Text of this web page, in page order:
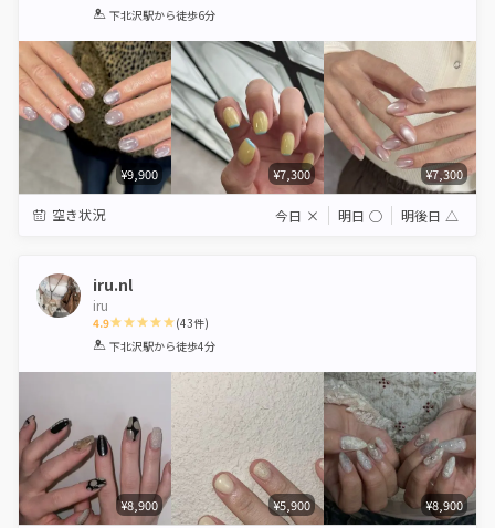
1 2 3 4 5
下北沢駅から徒歩6分
¥9,900 ¥7,300 ¥7,300
空き状況 今日 × 明日 ◯ 明後日 △
iru.nl
iru
4.9
1 2 3 4 5
(43件)
下北沢駅から徒歩4分
¥8,900 ¥5,900 ¥8,900